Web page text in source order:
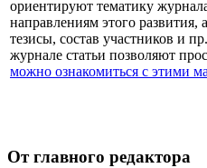
ориентируют тематику
направлениям этого развития,
тезисы, состав участников и
журнале статьи позволяют
можно ознакомиться с этими
От главного редактора